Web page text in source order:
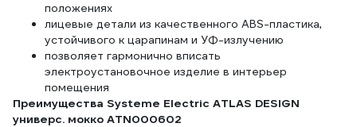
положениях
лицевые детали из качественного ABS-пластика,
устойчивого к царапинам и УФ-излучению
позволяет гармонично вписать
электроустановочное изделие в интерьер
помещения
Преимущества Systeme Electric ATLAS DESIGN
универс. мокко ATN000602